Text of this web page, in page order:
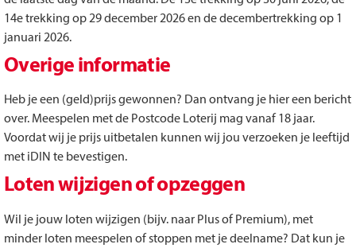
14e trekking op 29 december 2026 en de decembertrekking op 1
januari 2026.
Overige informatie
Heb je een (geld)prijs gewonnen? Dan ontvang je hier een bericht
over. Meespelen met de Postcode Loterij mag vanaf 18 jaar.
Voordat wij je prijs uitbetalen kunnen wij jou verzoeken je leeftijd
met iDIN te bevestigen.
Loten wijzigen of opzeggen
Wil je jouw loten wijzigen (bijv. naar Plus of Premium), met
minder loten meespelen of stoppen met je deelname? Dat kun je